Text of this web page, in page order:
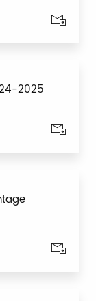
2025